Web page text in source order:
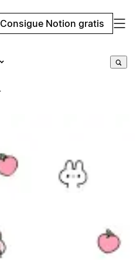
Consigue Notion gratis